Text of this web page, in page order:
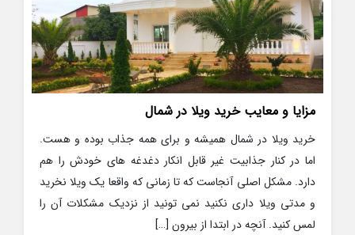
مزایا و معایب خرید ویلا در شمال
خرید ویلا در شمال همیشه و برای همه جذاب بوده و هست.
اما در کنار جذابیت غیر قابل انکار دغدغه های خودش را هم
دارد. مشکل اصلی آنجاست که تا زمانی که واقعا یک ویلا نخرید
و مدتی ویلا داری نکنید نمی تونید از نزدیک مشکلات آن را
لمس کنید. آنچه در ابتدا از بیرون […]